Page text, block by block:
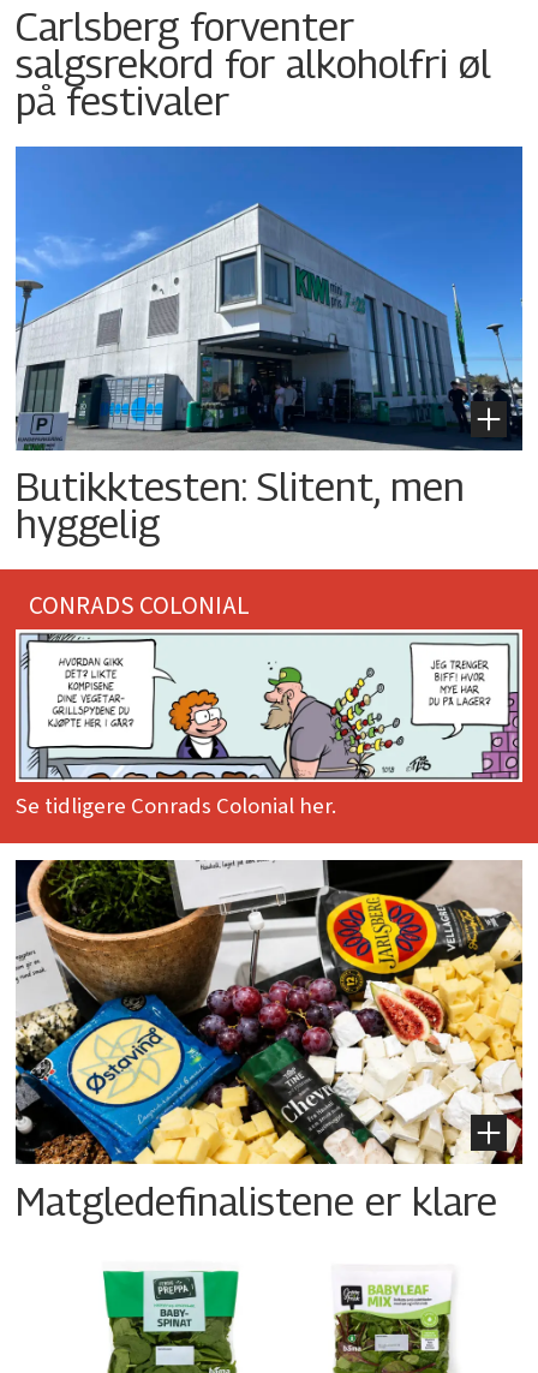
Carlsberg forventer
salgsrekord for alkoholfri øl
på festivaler
Butikktesten: Slitent, men
hyggelig
CONRADS COLONIAL
Se tidligere Conrads Colonial her.
Matgledefinalistene er klare